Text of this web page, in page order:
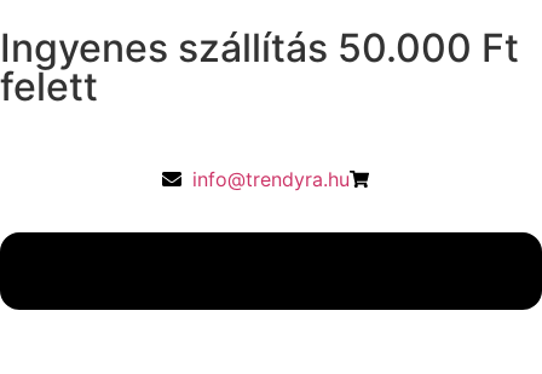
Ingyenes szállítás 50.000 Ft
felett
info@trendyra.hu